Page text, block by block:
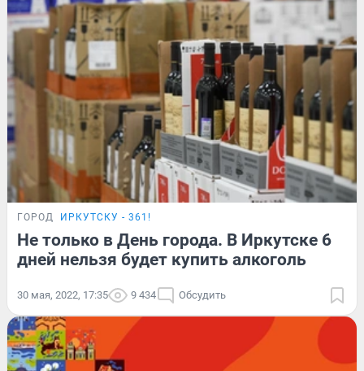
ГОРОД ИРКУТСКУ - 361!
Не только в День города. В Иркутске 6
дней нельзя будет купить алкоголь
30 мая, 2022, 17:35 9 434 Обсудить